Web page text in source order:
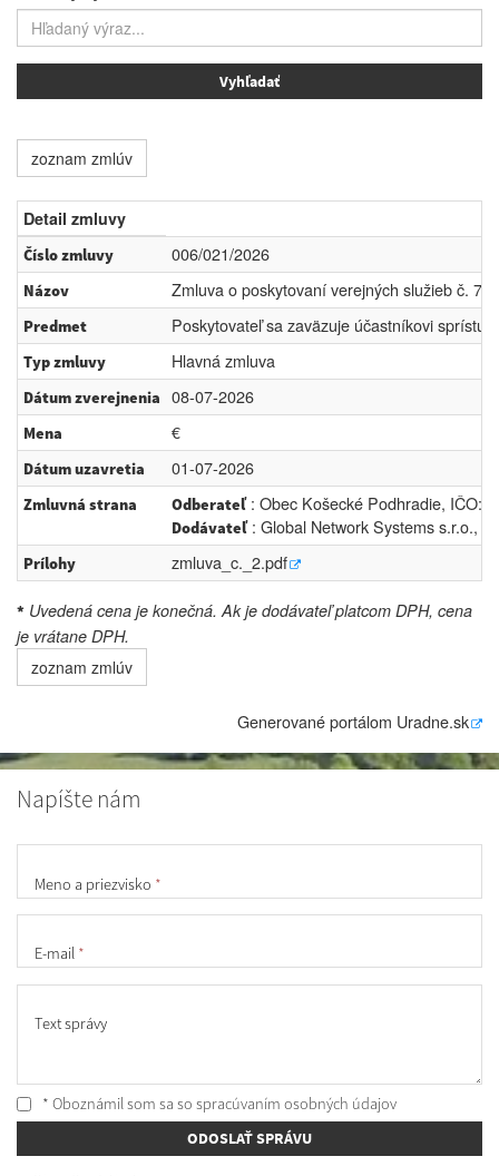
zoznam zmlúv
Detail zmluvy
Číslo zmluvy 006/021/2026
Názov Zmluva o poskytovaní verejných služieb č.
Predmet Poskytovateľ sa zaväzuje účastníkovi
Typ zmluvy Hlavná zmluva
Dátum zverejnenia 08-07-2026
Mena €
Dátum uzavretia 01-07-2026
Zmluvná strana Odberateľ: Obec Košecké Podhradie, IČO:
Dodávateľ: Global Network Systems s.r.o.,
Prílohy zmluva_c._2.pdf
* Uvedená cena je konečná. Ak je dodávateľ platcom DPH, cena
je vrátane DPH.
zoznam zmlúv
Generované portálom Uradne.sk
Napíšte nám
Meno a priezvisko *
E-mail *
Text správy
* Oboznámil som sa so spracúvaním osobných údajov
ODOSLAŤ SPRÁVU